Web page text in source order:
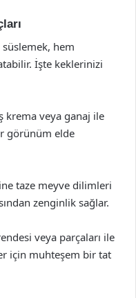
hem
İşte keklerinizi
krema veya ganaj ile
görünüm elde
taze meyve dilimleri
zenginlik sağlar.
veya parçaları ile
için muhteşem bir tat